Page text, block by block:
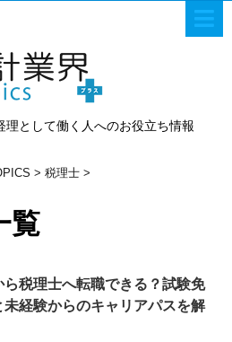
理として働く人へのお役立ち情報
> 税理士 >
覧
ら税理士へ転職できる？試験免
未経験からのキャリアパスを解